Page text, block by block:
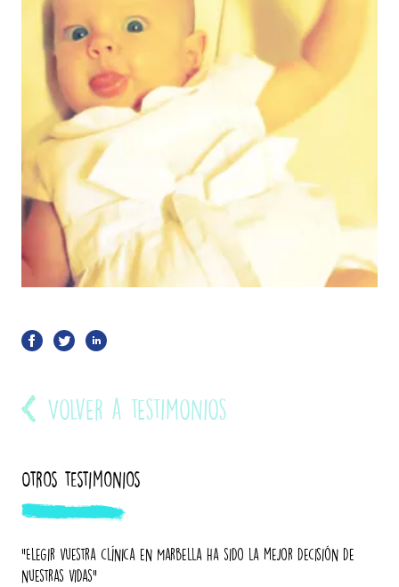
Volver a testimonios
Otros testimonios
"Elegir vuestra clínica en Marbella ha sido la mejor decisión de
nuestras vidas"